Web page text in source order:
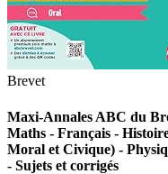
Brevet
Maxi-Annales ABC du
Maths - Français -
Moral et Civique) -
- Sujets et corrigés